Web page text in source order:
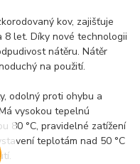
kov, zajišťuje
8 let. Díky nové technologii
nátěru. Nátěr
na použití.
odolný proti ohybu a
vysokou tepelnú
80 °C, pravidelné zatížení
teplotám nad 50 °C